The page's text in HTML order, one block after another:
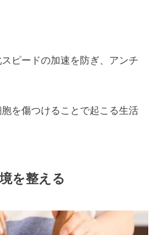
ピードの加速を防ぎ、アンチ
を傷つけることで起こる生活
を整える